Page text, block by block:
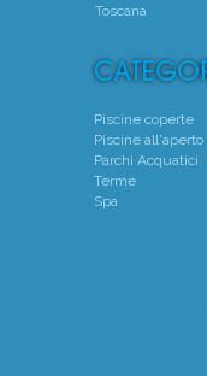
Toscana
Piscine coperte
Piscine all'aperto
Parchi Acquatici
Terme
Spa